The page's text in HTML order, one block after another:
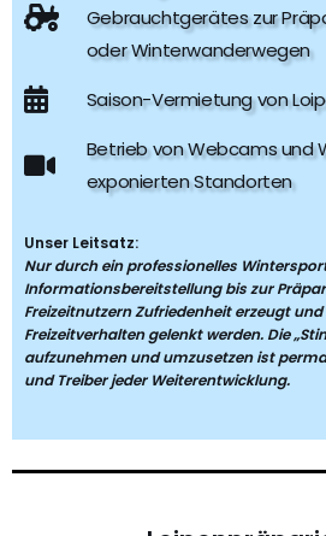
Gebrauchtgerätes zur
oder Winterwanderwegen
Saison-Vermietung von
Betrieb von Webcams
exponierten Standorten
Unser Leitsatz:
Nur durch ein professionelles
Informationsbereitstellung bis zur
Freizeitnutzern Zufriedenheit erzeugt
Freizeitverhalten gelenkt werden. Die
aufzunehmen und umzusetzen ist
und Treiber jeder Weiterentwicklung.